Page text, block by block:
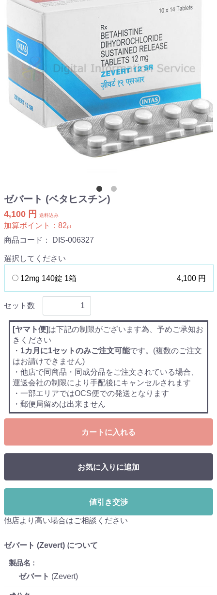
ゼバート (ベタヒスチン)
4,100 円 送料込み
加算ポイント： 82pt
商品コード： DIS-006327
選択してください
12mg 140錠 1箱 4,100 円
セット数
[ヤマト便]は下記の制限がございます為、予めご承知お
きください
・ 1カ月に1セットのみご注文可能です。(複数のご注文
はお請けできません)
・他店で同商品・同成分品をご注文されている場合、
運送会社の制限により手配後にキャンセルされます
・一部エリアではOCS便での発送となります
・郵便局留めは出来ません
カートに入れる
お気に入りに追加
値引き交渉
他店より高い場合はご相談ください
ゼバート (Zevert) について
製品名
ゼバート (Zevert)